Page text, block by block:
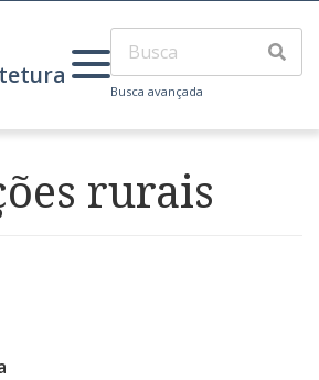
Busca avançada
rurais